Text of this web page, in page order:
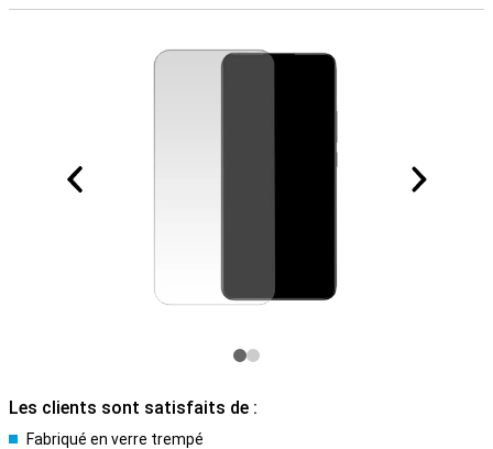
Les clients sont satisfaits de :
Fabriqué en verre trempé